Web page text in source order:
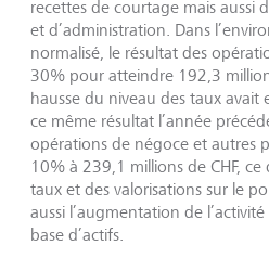
recettes de courtage mais aussi
et d’administration. Dans
normalisé, le résultat des
30% pour atteindre 192,3
hausse du niveau des taux
ce même résultat l’année
opérations de négoce et autres
10% à 239,1 millions de CHF,
taux et des valorisations sur le
aussi l’augmentation de
base d’actifs.